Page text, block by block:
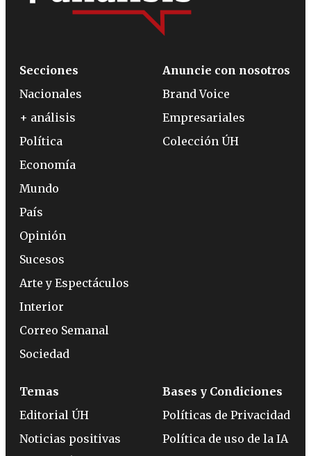
Secciones
Nacionales
+ análisis
Política
Economía
Mundo
País
Opinión
Sucesos
Arte y Espectáculos
Interior
Correo Semanal
Sociedad
Anuncie con nosotros
Brand Voice
Empresariales
Colección ÚH
Temas
Editorial ÚH
Noticias positivas
Bases y Condiciones
Políticas de Privacidad
Política de uso de la IA